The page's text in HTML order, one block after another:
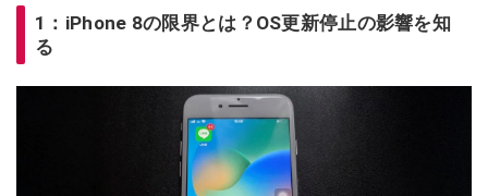
1：iPhone 8の限界とは？OS更新停止の影響を知
る